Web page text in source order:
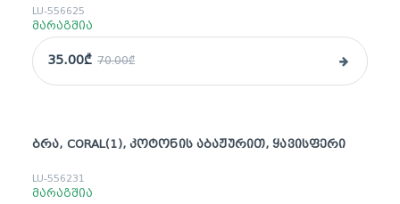
LU-556625
მარაგშია
35.00₾ 70.00₾
sale
ᲑᲠᲐ, CORAL(1), ᲙᲝᲢᲝᲜᲘᲡ ᲐᲑᲐᲟᲣᲠᲘᲗ, ᲧᲐᲕᲘᲡᲤᲔᲠᲘ
LU-556231
მარაგშია